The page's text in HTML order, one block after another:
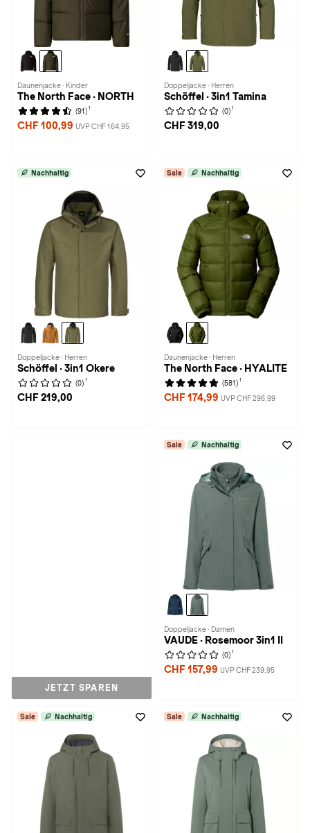
Daunenjacke · Kinder
The North Face · NORTH
(91) 1
CHF 100,99 UVP CHF 164,95
Doppeljacke · Herren
Schöffel · 3in1 Tamina
(0) 1
CHF 319,00
Nachhaltig
Doppeljacke · Herren
Schöffel · 3in1 Okere
(0) 1
CHF 219,00
Sale Nachhaltig
Daunenjacke · Herren
The North Face · HYALITE
(581) 1
CHF 174,99 UVP CHF 296,99
JETZT SPAREN
Sale Nachhaltig
Doppeljacke · Damen
VAUDE · Rosemoor 3in1 II
(0) 1
CHF 157,99 UVP CHF 239,95
Sale Nachhaltig Sale Nachhaltig